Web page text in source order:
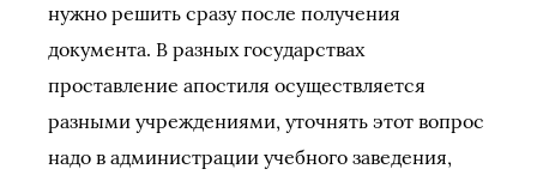
нужно решить сразу после получения
документа. В разных государствах
проставление апостиля осуществляется
разными учреждениями, уточнять этот вопрос
надо в администрации учебного заведения,